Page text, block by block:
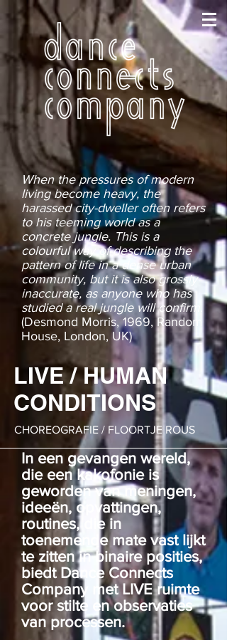
When the pressures of modern
living become heavy, the
harassed city-dweller often refers
to his teeming world as a
concrete jungle. This is a
colourful way of describing the
pattern of life in a dense urban
community, but it is also grossly
inaccurate, as anyone who has
studied a real jungle will confirm
(Desmond Morris, 1969, Random
House, London, UK)
CHOREOGRAFIE / FLOORTJE ROUS
LIVE / HUMAN
CONDITIONS
In een gevangen wereld,
die een kakofonie is
geworden van meningen,
ideeën, opvattingen,
routines, die in
toenemende mate vast lijkt
te zitten in binaire posities,
biedt Dance Connects
Company met LIVE ruimte
voor stilte en observaties
van processen.